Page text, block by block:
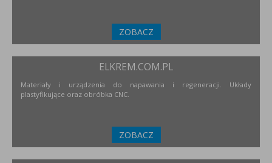
ZOBACZ
ELKREM.COM.PL
Materiały i urządzenia do napawania i regeneracji. Układy
plastyfikujące oraz obróbka CNC.
ZOBACZ